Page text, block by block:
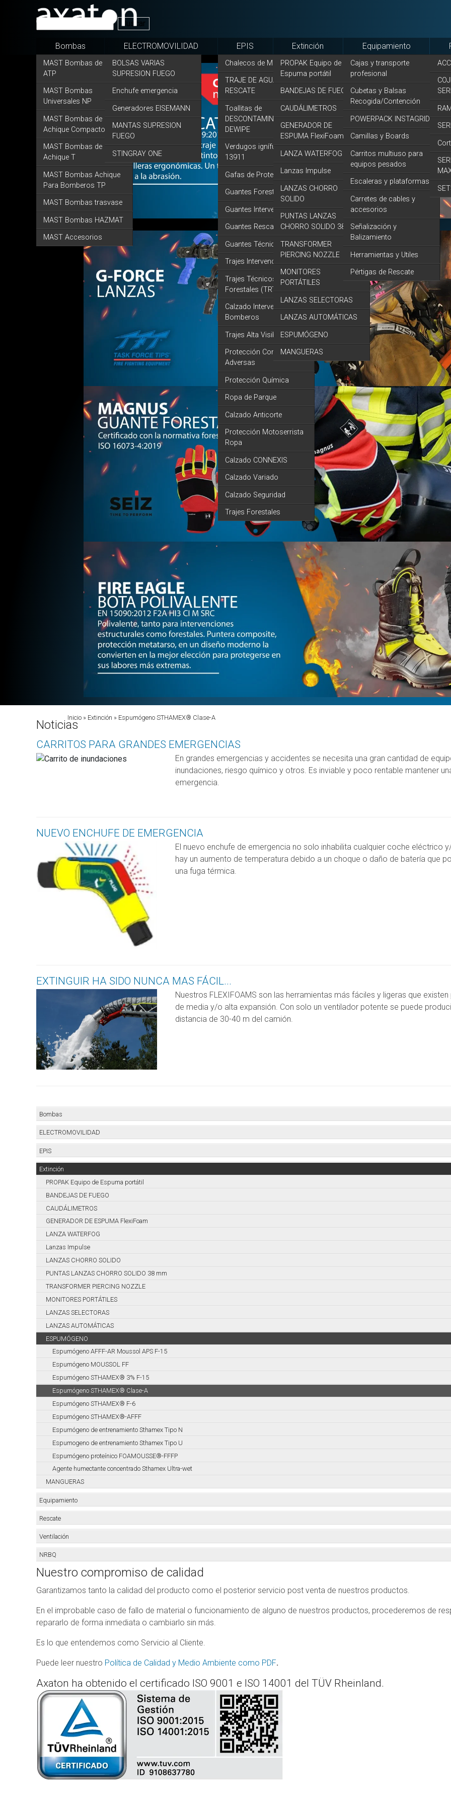
Pasar al contenido principal
Bombas
MAST Bombas de Lodos
ATP
MAST Bombas
Universales NP
MAST Bombas de
Achique Compactos
MAST Bombas de
Achique T
MAST Bombas Achique
Para Bomberos TP
MAST Bombas trasvase
MAST Bombas HAZMAT
MAST Accesorios
ELECTROMOVILIDAD
BOLSAS VARIAS
SUPRESION FUEGO
Enchufe emergencia
Generadores EISEMANN
MANTAS SUPRESION
FUEGO
STINGRAY ONE
EPIS
Chalecos de Mando
TRAJE DE AGUA y
RESCATE
Toallitas de
DESCONTAMINACION
DEWIPE
Verdugos ignífugos EN
13911
Gafas de Protección
Guantes Forestales
Guantes Intervención
Guantes Rescate
Guantes Técnicos
Trajes Intervención
Trajes Técnicos y
Forestales (TRT)
Calzado Intervención
Bomberos
Trajes Alta Visibilidad
Protección Condiciones
Adversas
Protección Química
Ropa de Parque
Calzado Anticorte
Protección Motoserrista
Ropa
Calzado CONNEXIS
Calzado Variado
Calzado Seguridad
Trajes Forestales
Extinción
PROPAK Equipo de
Espuma portátil
BANDEJAS DE FUEGO
CAUDÁLIMETROS
GENERADOR DE
ESPUMA FlexiFoam
LANZA WATERFOG
Lanzas Impulse
LANZAS CHORRO
SOLIDO
PUNTAS LANZAS
CHORRO SOLIDO 38 mm
TRANSFORMER
PIERCING NOZZLE
MONITORES
PORTÁTILES
LANZAS SELECTORAS
LANZAS AUTOMÁTICAS
ESPUMÓGENO
MANGUERAS
Equipamiento
Cajas y transporte
profesional
Cubetas y Balsas
Recogida/Contención
POWERPACK INSTAGRID
Camillas y Boards
Carritos multiuso para
equipos pesados
Escaleras y plataformas
Carretes de cables y
accesorios
Señalización y
Balizamiento
Herramientas y Utiles
Pértigas de Rescate
Sobrescribir enlaces de ayuda a la navegación
Inicio Extinción Espumógeno STHAMEX® Clase-A
Noticias
CARRITOS PARA GRANDES EMERGENCIAS
En grandes emergencias y accidentes se necesita una gran cantidad de
inundaciones, riesgo químico y otros. Es inviable y poco rentable mantener
emergencia.
NUEVO ENCHUFE DE EMERGENCIA
El nuevo enchufe de emergencia no solo inhabilita cualquier coche eléctrico
hay un aumento de temperatura debido a un choque o daño de batería que
una fuga térmica.
EXTINGUIR HA SIDO NUNCA MAS FÁCIL...
Nuestros FLEXIFOAMS son las herramientas más fáciles y ligeras que
de media y/o alta expansión. Con solo un ventilador potente se puede
distancia de 30-40 m del camión.
Menú categorias
Bombas
ELECTROMOVILIDAD
EPIS
Extinción
PROPAK Equipo de Espuma portátil
BANDEJAS DE FUEGO
CAUDÁLIMETROS
GENERADOR DE ESPUMA FlexiFoam
LANZA WATERFOG
Lanzas Impulse
LANZAS CHORRO SOLIDO
PUNTAS LANZAS CHORRO SOLIDO 38 mm
TRANSFORMER PIERCING NOZZLE
MONITORES PORTÁTILES
LANZAS SELECTORAS
LANZAS AUTOMÁTICAS
ESPUMÓGENO
Espumógeno AFFF-AR Moussol APS F-15
Espumógeno MOUSSOL FF
Espumógeno STHAMEX® 3% F-15
Espumógeno STHAMEX® Clase-A
Espumógeno STHAMEX® F-6
Espumógeno STHAMEX®-AFFF
Espumógeno de entrenamiento Sthamex Tipo N
Espumogeno de entrenamiento Sthamex Tipo U
Espumógeno proteínico FOAMOUSSE®-FFFP
Agente humectante concentrado Sthamex Ultra-wet
MANGUERAS
Equipamiento
Rescate
Ventilación
NRBQ
Nuestro compromiso de calidad
Garantizamos tanto la calidad del producto como el posterior servicio post venta de nuestros productos.
En el improbable caso de fallo de material o funcionamiento de alguno de nuestros productos, procederemos de
repararlo de forma inmediata o cambiarlo sin más.
Es lo que entendemos como Servicio al Cliente.
Puede leer nuestro Política de Calidad y Medio Ambiente como PDF.
Axaton ha obtenido el certificado ISO 9001 e ISO 14001 del TÜV Rheinland.